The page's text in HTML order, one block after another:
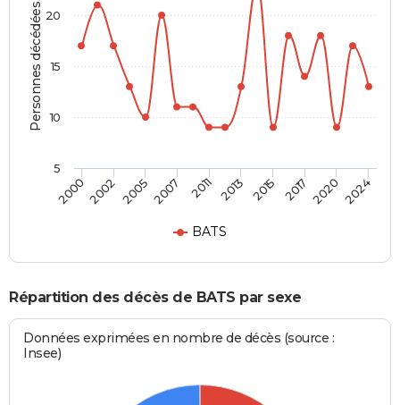
Personnes décédées
BATS
20002002 20052007 2011 2013 2015 2017 2020 2024
5
10
15
20
Répartition des décès de BATS par sexe
Données exprimées en nombre de décès (source :
Insee)